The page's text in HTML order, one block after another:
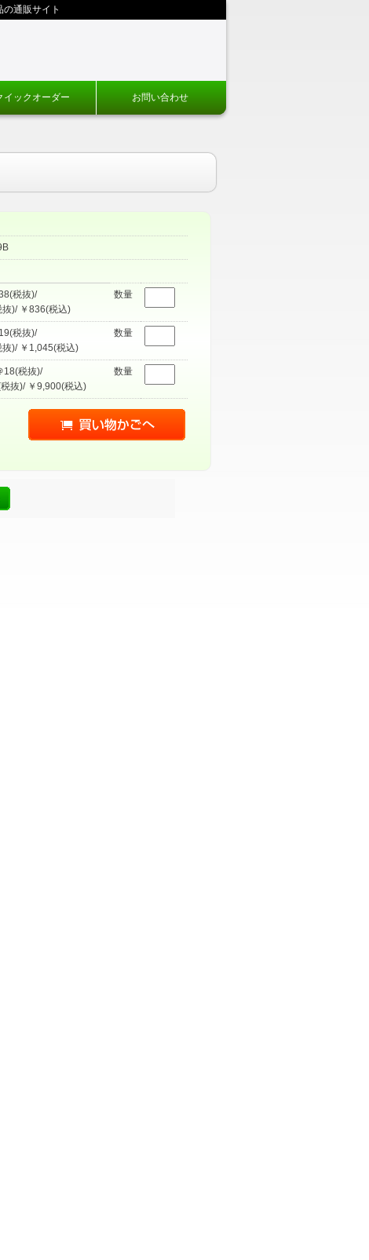
通販サイト
イックオーダー お問い合わせ
税抜)/
抜)/ ￥836(税込)
数量
税抜)/
抜)/ ￥1,045(税込)
数量
18(税抜)/
抜)/ ￥9,900(税込)
数量